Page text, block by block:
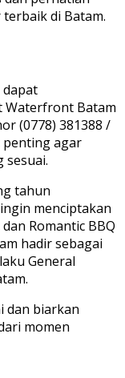
di Batam.
dapat
Waterfront Batam
(0778) 381388 /
penting agar
sesuai.
tahun
menciptakan
Romantic BBQ
hadir sebagai
General
dan biarkan
momen